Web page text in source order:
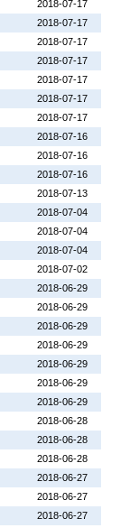
2018-07-17
2018-07-17
2018-07-17
2018-07-17
2018-07-17
2018-07-17
2018-07-17
2018-07-16
2018-07-16
2018-07-16
2018-07-13
2018-07-04
2018-07-04
2018-07-04
2018-07-02
2018-06-29
2018-06-29
2018-06-29
2018-06-29
2018-06-29
2018-06-29
2018-06-29
2018-06-28
2018-06-28
2018-06-28
2018-06-27
2018-06-27
2018-06-27